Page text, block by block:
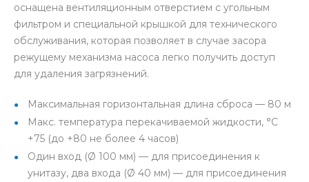
оснащена вентиляционным отверстием с угольным
фильтром и специальной крышкой для технического
обслуживания, которая позволяет в случае засора
режущему механизма насоса легко получить доступ
для удаления загрязнений.
Максимальная горизонтальная длина сброса — 80 м
Макс. температура перекачиваемой жидкости, °С
+75 (до +80 не более 4 часов)
Один вход (Ø 100 мм) — для присоединения к
унитазу, два входа (Ø 40 мм) — для присоединения